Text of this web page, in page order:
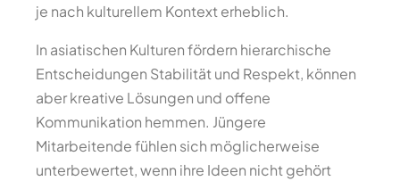
je nach kulturellem Kontext erheblich.
In asiatischen Kulturen fördern hierarchische
Entscheidungen Stabilität und Respekt, können
aber kreative Lösungen und offene
Kommunikation hemmen. Jüngere
Mitarbeitende fühlen sich möglicherweise
unterbewertet, wenn ihre Ideen nicht gehört